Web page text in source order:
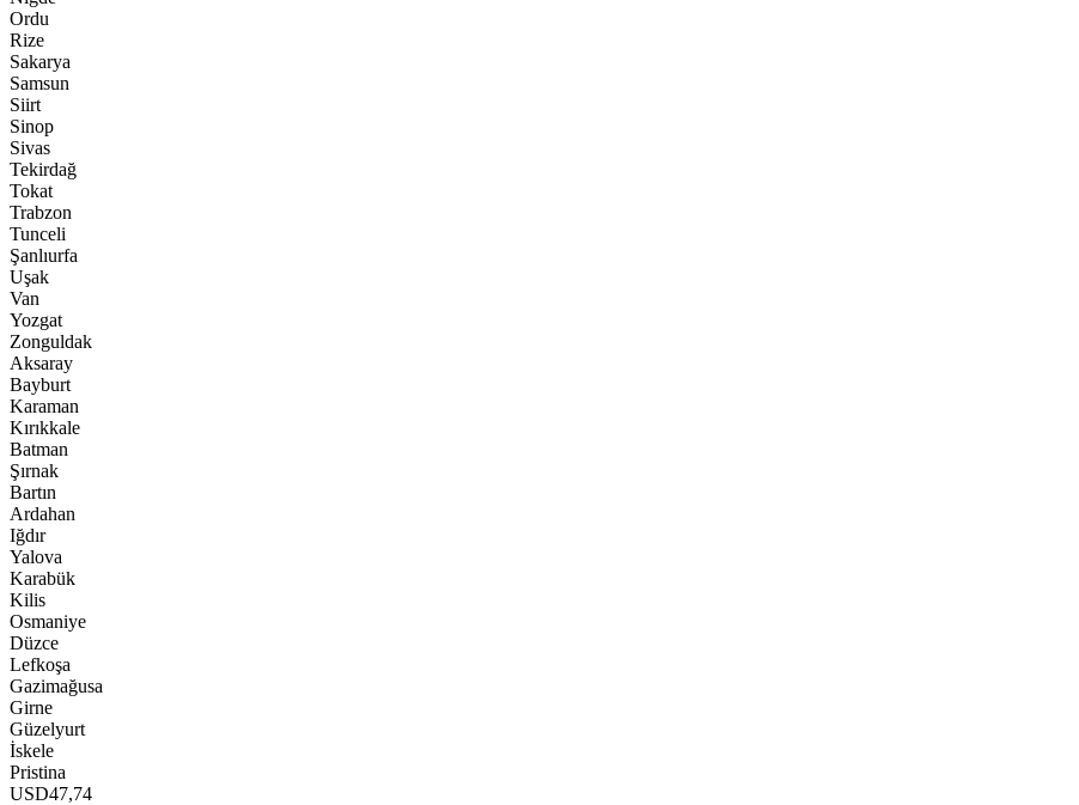
Ordu
Rize
Sakarya
Samsun
Siirt
Sinop
Sivas
Tekirdağ
Tokat
Trabzon
Tunceli
Şanlıurfa
Uşak
Van
Yozgat
Zonguldak
Aksaray
Bayburt
Karaman
Kırıkkale
Batman
Şırnak
Bartın
Ardahan
Iğdır
Yalova
Karabük
Kilis
Osmaniye
Düzce
Lefkoşa
Gazimağusa
Girne
Güzelyurt
İskele
Pristina
USD47,74